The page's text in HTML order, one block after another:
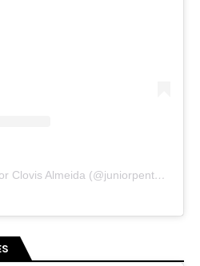
Um post compartilhado por Clovis Almeida (@juniorpentecoste01)